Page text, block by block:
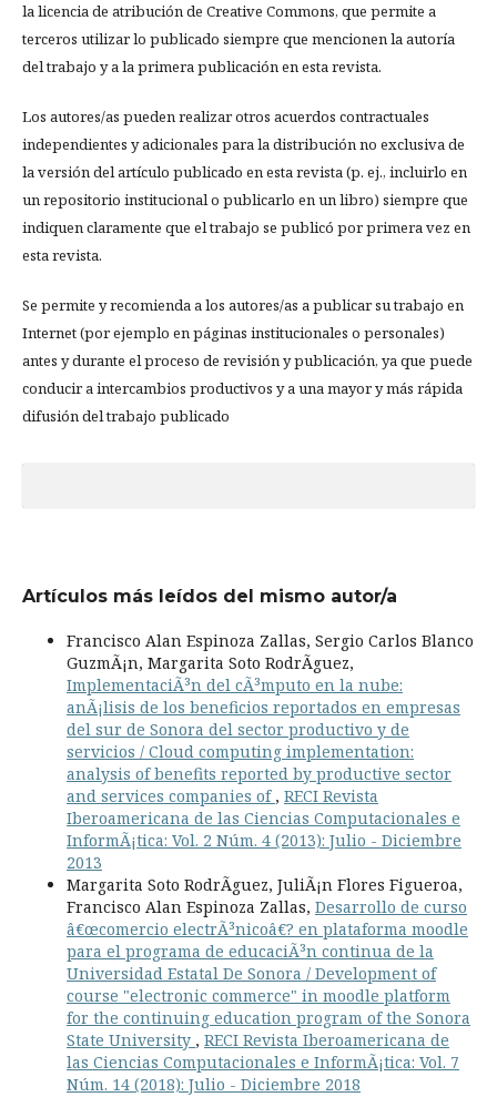
la licencia de atribución de Creative Commons, que permite a
terceros utilizar lo publicado siempre que mencionen la autoría
del trabajo y a la primera publicación en esta revista.
Los autores/as pueden realizar otros acuerdos contractuales
independientes y adicionales para la distribución no exclusiva de
la versión del artículo publicado en esta revista (p. ej., incluirlo en
un repositorio institucional o publicarlo en un libro) siempre que
indiquen claramente que el trabajo se publicó por primera vez en
esta revista.
Se permite y recomienda a los autores/as a publicar su trabajo en
Internet (por ejemplo en páginas institucionales o personales)
antes y durante el proceso de revisión y publicación, ya que puede
conducir a intercambios productivos y a una mayor y más rápida
difusión del trabajo publicado
Artículos más leídos del mismo autor/a
Francisco Alan Espinoza Zallas, Sergio Carlos Blanco
GuzmÃ¡n, Margarita Soto RodrÃ­guez,
ImplementaciÃ³n del cÃ³mputo en la nube:
anÃ¡lisis de los beneficios reportados en empresas
del sur de Sonora del sector productivo y de
servicios / Cloud computing implementation:
analysis of benefits reported by productive sector
and services companies of , RECI Revista
Iberoamericana de las Ciencias Computacionales e
InformÃ¡tica: Vol. 2 Núm. 4 (2013): Julio - Diciembre
2013
Margarita Soto RodrÃ­guez, JuliÃ¡n Flores Figueroa,
Francisco Alan Espinoza Zallas, Desarrollo de curso
â€œcomercio electrÃ³nicoâ€? en plataforma moodle
para el programa de educaciÃ³n continua de la
Universidad Estatal De Sonora / Development of
course "electronic commerce" in moodle platform
for the continuing education program of the Sonora
State University , RECI Revista Iberoamericana de
las Ciencias Computacionales e InformÃ¡tica: Vol. 7
Núm. 14 (2018): Julio - Diciembre 2018